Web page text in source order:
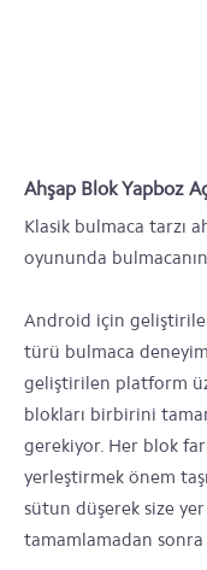
Ahşap Blok Yapboz
Klasik bulmaca tarzı
oyununda
Android için
türü bulmaca
geliştirilen platform
blokları birbirini
gerekiyor. Her blok
yerleştirmek önem
sütun düşerek size yer
tamamlamadan sonra